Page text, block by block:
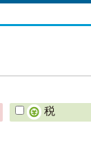
税